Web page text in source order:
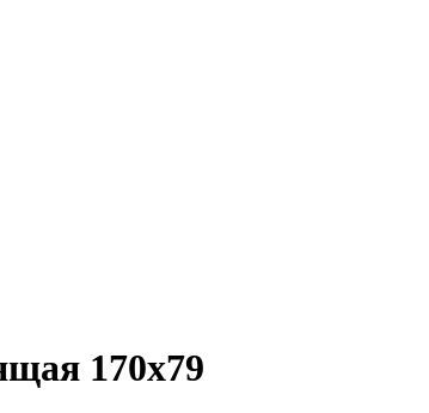
170х79